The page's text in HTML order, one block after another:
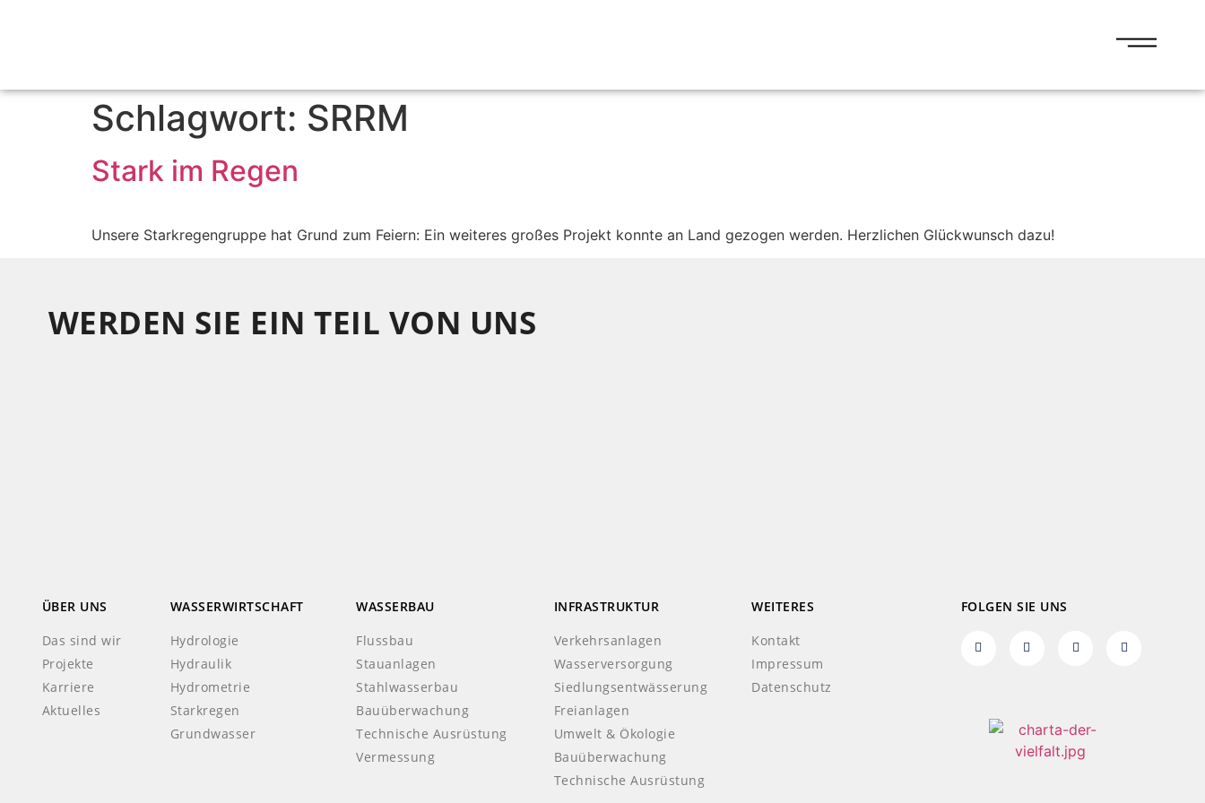
Schlagwort: SRRM
Stark im Regen
Unsere Starkregengruppe hat Grund zum Feiern: Ein weiteres großes Projekt konnte an Land gezogen werden. Herzlichen Glückwunsch dazu!
WERDEN SIE EIN TEIL VON UNS
ÜBER UNS
Das sind wir
Projekte
Karriere
Aktuelles
WASSERWIRTSCHAFT
Hydrologie
Hydraulik
Hydrometrie
Starkregen
Grundwasser
WASSERBAU
Flussbau
Stauanlagen
Stahlwasserbau
Bauüberwachung
Technische Ausrüstung
Vermessung
INFRASTRUKTUR
Verkehrsanlagen
Wasserversorgung
Siedlungsentwässerung
Freianlagen
Umwelt & Ökologie
Bauüberwachung
Technische Ausrüstung
WEITERES
Kontakt
Impressum
Datenschutz
FOLGEN SIE UNS